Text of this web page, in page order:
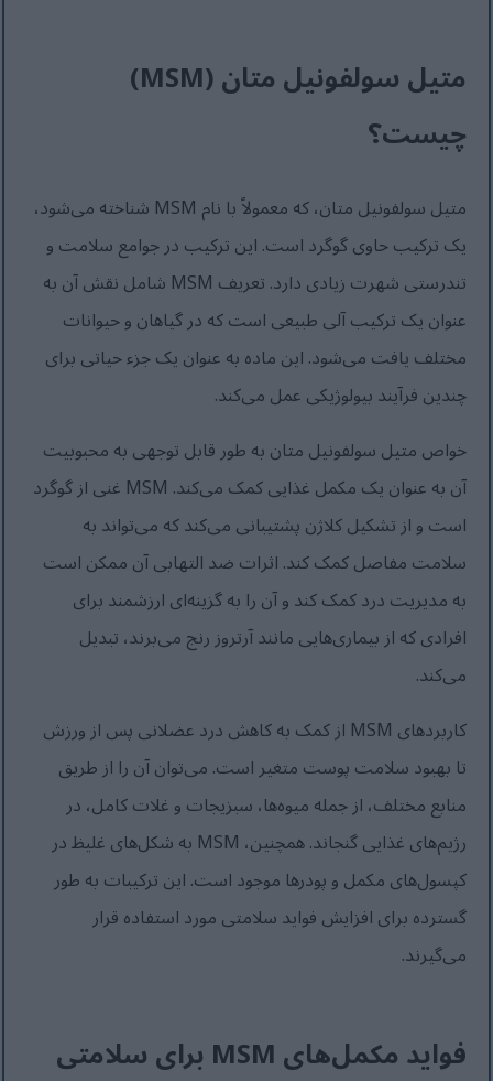
متیل سولفونیل متان (MSM)
چیست؟
متیل سولفونیل متان، که معمولاً با نام MSM شناخته می‌شود،
یک ترکیب حاوی گوگرد است. این ترکیب در جوامع سلامت و
تندرستی شهرت زیادی دارد. تعریف MSM شامل نقش آن به
عنوان یک ترکیب آلی طبیعی است که در گیاهان و حیوانات
مختلف یافت می‌شود. این ماده به عنوان یک جزء حیاتی برای
چندین فرآیند بیولوژیکی عمل می‌کند.
خواص متیل سولفونیل متان به طور قابل توجهی به محبوبیت
آن به عنوان یک مکمل غذایی کمک می‌کند. MSM غنی از گوگرد
است و از تشکیل کلاژن پشتیبانی می‌کند که می‌تواند به
سلامت مفاصل کمک کند. اثرات ضد التهابی آن ممکن است
به مدیریت درد کمک کند و آن را به گزینه‌ای ارزشمند برای
افرادی که از بیماری‌هایی مانند آرتروز رنج می‌برند، تبدیل
می‌کند.
کاربردهای MSM از کمک به کاهش درد عضلانی پس از ورزش
تا بهبود سلامت پوست متغیر است. می‌توان آن را از طریق
منابع مختلف، از جمله میوه‌ها، سبزیجات و غلات کامل، در
رژیم‌های غذایی گنجاند. همچنین، MSM به شکل‌های غلیظ در
کپسول‌های مکمل و پودرها موجود است. این ترکیبات به طور
گسترده برای افزایش فواید سلامتی مورد استفاده قرار
می‌گیرند.
فواید مکمل‌های MSM برای سلامتی